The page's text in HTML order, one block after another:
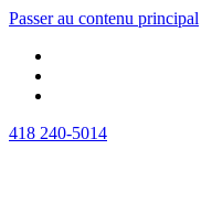
Passer au contenu principal
418 240-5014